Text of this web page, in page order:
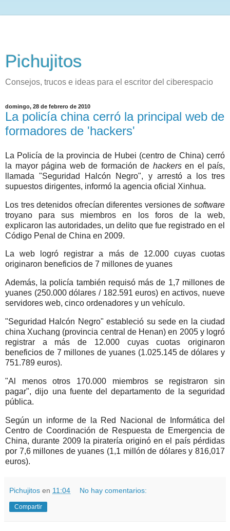
Pichujitos
Consejos, trucos e ideas para el escritor del ciberespacio
domingo, 28 de febrero de 2010
La policía china cerró la principal web de
formadores de 'hackers'
La Policía de la provincia de Hubei (centro de China) cerró
la mayor página web de formación de hackersen el país,
llamada "Seguridad Halcón Negro", y arrestó a los tres
supuestos dirigentes, informó la agencia oficial Xinhua.
Los tres detenidos ofrecían diferentes versiones de software
troyano para sus miembros en los foros de la web,
explicaron las autoridades, un delito que fue registrado en el
Código Penal de China en 2009.
La web logró registrar a más de 12.000 cuyas cuotas
originaron beneficios de 7 millones de yuanes
Además, la policía también requisó más de 1,7 millones de
yuanes (250.000 dólares / 182.591 euros) en activos, nueve
servidores web, cinco ordenadores y un vehículo.
"Seguridad Halcón Negro" estableció su sede en la ciudad
china Xuchang (provincia central de Henan) en 2005 y logró
registrar a más de 12.000 cuyas cuotas originaron
beneficios de 7 millones de yuanes (1.025.145 de dólares y
751.789 euros).
"Al menos otros 170.000 miembros se registraron sin
pagar", dijo una fuente del departamento de la seguridad
pública.
Según un informe de la Red Nacional de Informática del
Centro de Coordinación de Respuesta de Emergencia de
China, durante 2009 la piratería originó en el país pérdidas
por 7,6 millones de yuanes (1,1 millón de dólares y 816,017
euros).
Pichujitos en 11:04 No hay comentarios:
Compartir